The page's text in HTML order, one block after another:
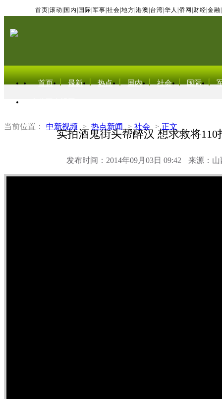
首页 滚动 国内 国际 军事 社会 地方 港澳 台湾 华人 侨网 财经 金融
首页 最新 热点 国内 社会 国际
当前位置： 中新视频 > 热点新闻 > 社会 > 正文
实拍酒鬼街头帮醉汉 想求救将110
发布时间：2014年09月03日 09:42 来源：山